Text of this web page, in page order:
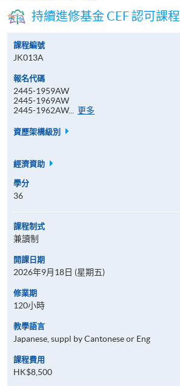
持續進修基金 CEF 認可課程
課程編號
JK013A
報名代碼
2445-1959AW
2445-1969AW
2445-1962AW...
更多
資歷架構級別
經濟資助
學分
36
課程制式
兼讀制
開課日期
2026年9月18日 (星期五)
修業期
120小時
教學語言
Japanese, suppl by Cantonese or Eng
課程費用
HK$8,500